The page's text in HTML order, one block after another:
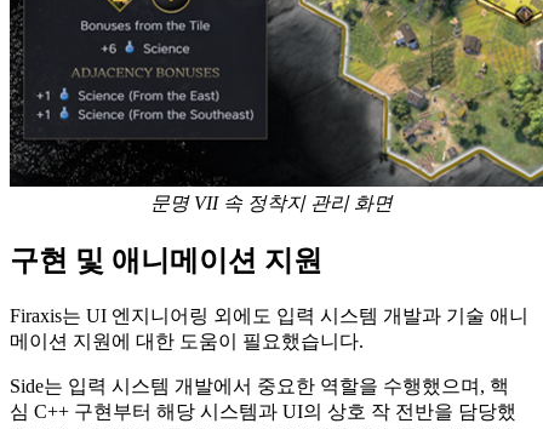
문명 VII 속 정착지 관리 화면
구현 및 애니메이션 지원
Firaxis는 UI 엔지니어링 외에도 입력 시스템 개발과 기술 애니
메이션 지원에 대한 도움이 필요했습니다.
Side는 입력 시스템 개발에서 중요한 역할을 수행했으며, 핵
심 C++ 구현부터 해당 시스템과 UI의 상호 작 전반을 담당했